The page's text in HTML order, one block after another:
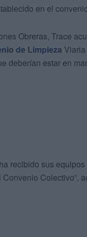
en el
Obreras, Trace
de Limpieza
deberían estar en
recibido sus
Colectivo”,